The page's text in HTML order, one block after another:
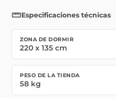
Especificaciones técnicas
ZONA DE DORMIR
220 x 135 cm
PESO DE LA TIENDA
58 kg